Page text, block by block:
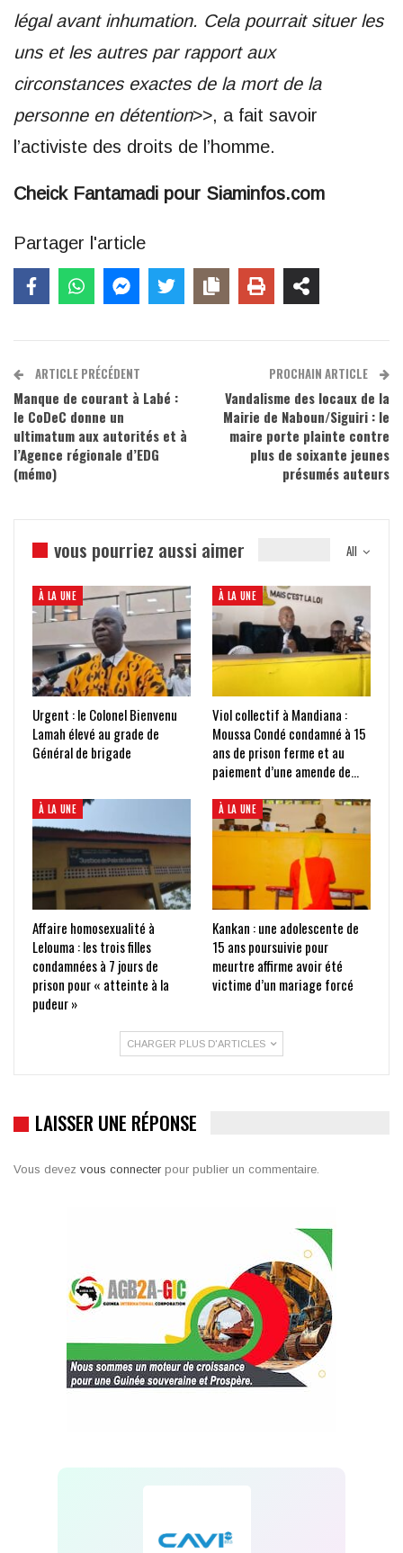
légal avant inhumation. Cela pourrait situer les
uns et les autres par rapport aux
circonstances exactes de la mort de la
personne en détention>>, a fait savoir
l’activiste des droits de l’homme.
Cheick Fantamadi pour Siaminfos.com
Partager l'article
ARTICLE PRÉCÉDENT
Manque de courant à Labé :
le CoDeC donne un
ultimatum aux autorités et à
l’Agence régionale d’EDG
(mémo)
PROCHAIN ARTICLE
Vandalisme des locaux de la
Mairie de Naboun/Siguiri : le
maire porte plainte contre
plus de soixante jeunes
présumés auteurs
All
vous pourriez aussi aimer
À LA UNE
Urgent : le Colonel Bienvenu
Lamah élevé au grade de
Général de brigade
À LA UNE
Viol collectif à Mandiana :
Moussa Condé condamné à 15
ans de prison ferme et au
paiement d’une amende de…
À LA UNE
Affaire homosexualité à
Lelouma : les trois filles
condamnées à 7 jours de
prison pour « atteinte à la
pudeur »
À LA UNE
Kankan : une adolescente de
15 ans poursuivie pour
meurtre affirme avoir été
victime d’un mariage forcé
CHARGER PLUS D'ARTICLES
LAISSER UNE RÉPONSE
Vous devez vous connecter pour publier un commentaire.